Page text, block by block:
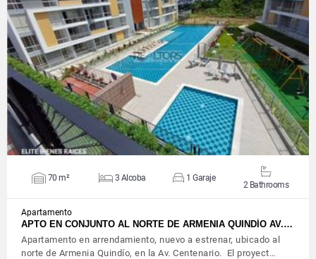
VIEW DETAILS
70 m² 3 Alcoba 1 Garaje
2 Bathrooms
Apartamento
APTO EN CONJUNTO AL NORTE DE ARMENIA QUINDÍO AV.…
Apartamento en arrendamiento, nuevo a estrenar, ubicado al
norte de Armenia Quindío, en la Av. Centenario. El proyect…